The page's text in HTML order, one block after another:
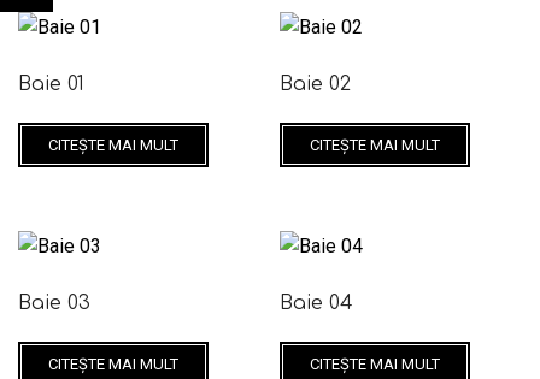
Baie 01
CITEȘTE MAI MULT
Baie 02
CITEȘTE MAI MULT
Baie 03
CITEȘTE MAI MULT
Baie 04
CITEȘTE MAI MULT